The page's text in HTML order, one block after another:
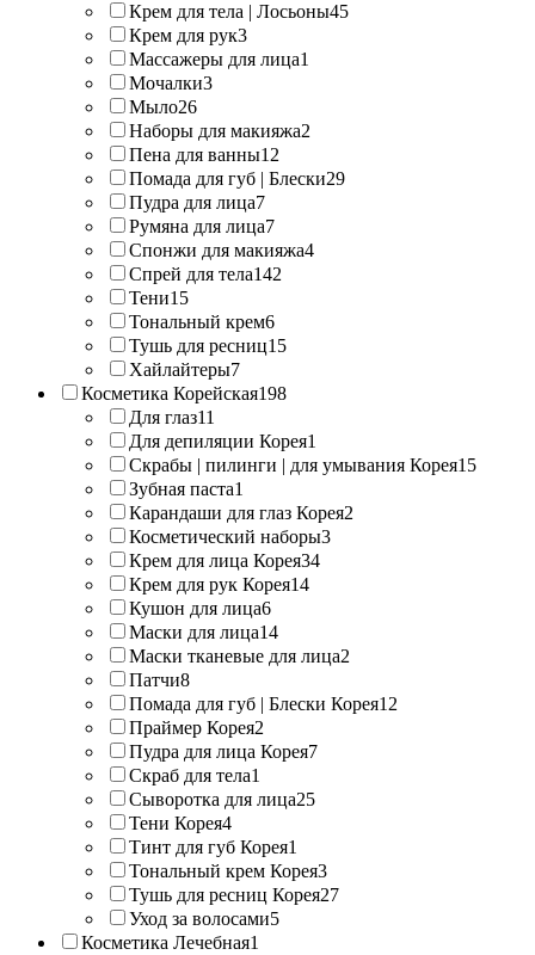
Крем для тела | Лосьоны45
Крем для рук3
Массажеры для лица1
Мочалки3
Мыло26
Наборы для макияжа2
Пена для ванны12
Помада для губ | Блески29
Пудра для лица7
Румяна для лица7
Спонжи для макияжа4
Спрей для тела142
Тени15
Тональный крем6
Тушь для ресниц15
Хайлайтеры7
Косметика Корейская198
Для глаз11
Для депиляции Корея1
Скрабы | пилинги | для умывания Корея15
Зубная паста1
Карандаши для глаз Корея2
Косметический наборы3
Крем для лица Корея34
Крем для рук Корея14
Кушон для лица6
Маски для лица14
Маски тканевые для лица2
Патчи8
Помада для губ | Блески Корея12
Праймер Корея2
Пудра для лица Корея7
Скраб для тела1
Сыворотка для лица25
Тени Корея4
Тинт для губ Корея1
Тональный крем Корея3
Тушь для ресниц Корея27
Уход за волосами5
Косметика Лечебная1